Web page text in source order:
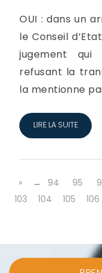
OUI : dans un
le Conseil
jugement qui
refusant la
la mentionne
LIRE LA SUITE
« … 94 95
103
104 105 106